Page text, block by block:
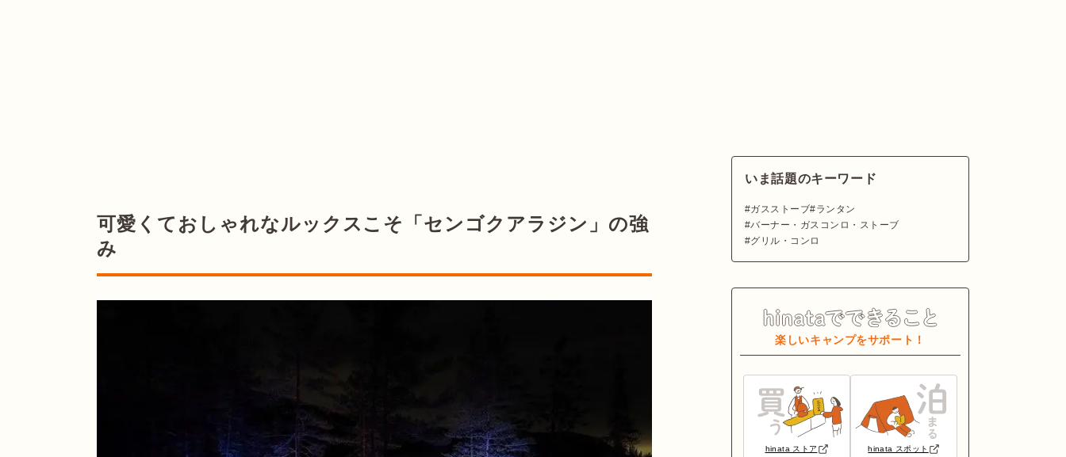
可愛くておしゃれなルックスこそ「センゴクアラジン」の強
み
いま話題のキーワード
ガスストーブ
ランタン
バーナー・ガスコンロ・ストーブ
グリル・コンロ
楽しいキャンプをサポート！
hinata ストア hinata スポット